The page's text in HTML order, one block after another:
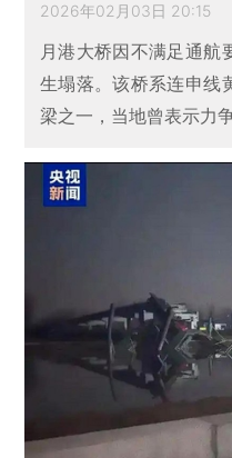
2026年02月03日 20:15
月港大桥因不满足通航
生塌落。该桥系连申线
梁之一，当地曾表示力